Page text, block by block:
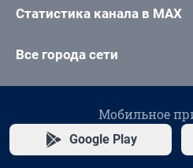
Статистика канала в MAX
Все города сети
Мобильное
Google Play